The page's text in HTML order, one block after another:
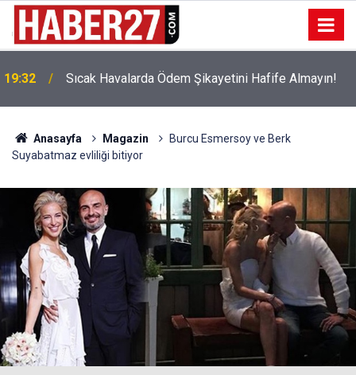
19:32 Sıcak Havalarda Ödem Şikayetini Hafife Almayın!
Anasayfa Magazin
Burcu Esmersoy ve Berk
Suyabatmaz evliliği bitiyor